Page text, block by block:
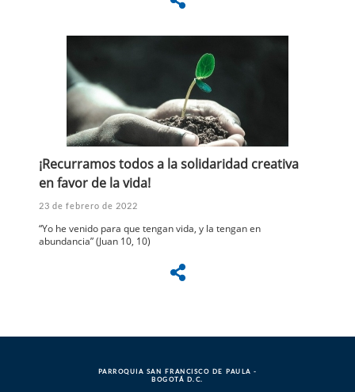
¡Recurramos todos a la solidaridad creativa
en favor de la vida!
23 de febrero de 2022
“Yo he venido para que tengan vida, y la tengan en
abundancia” (Juan 10, 10)
PARROQUIA SAN FRANCISCO DE PAULA -
BOGOTÁ D.C.